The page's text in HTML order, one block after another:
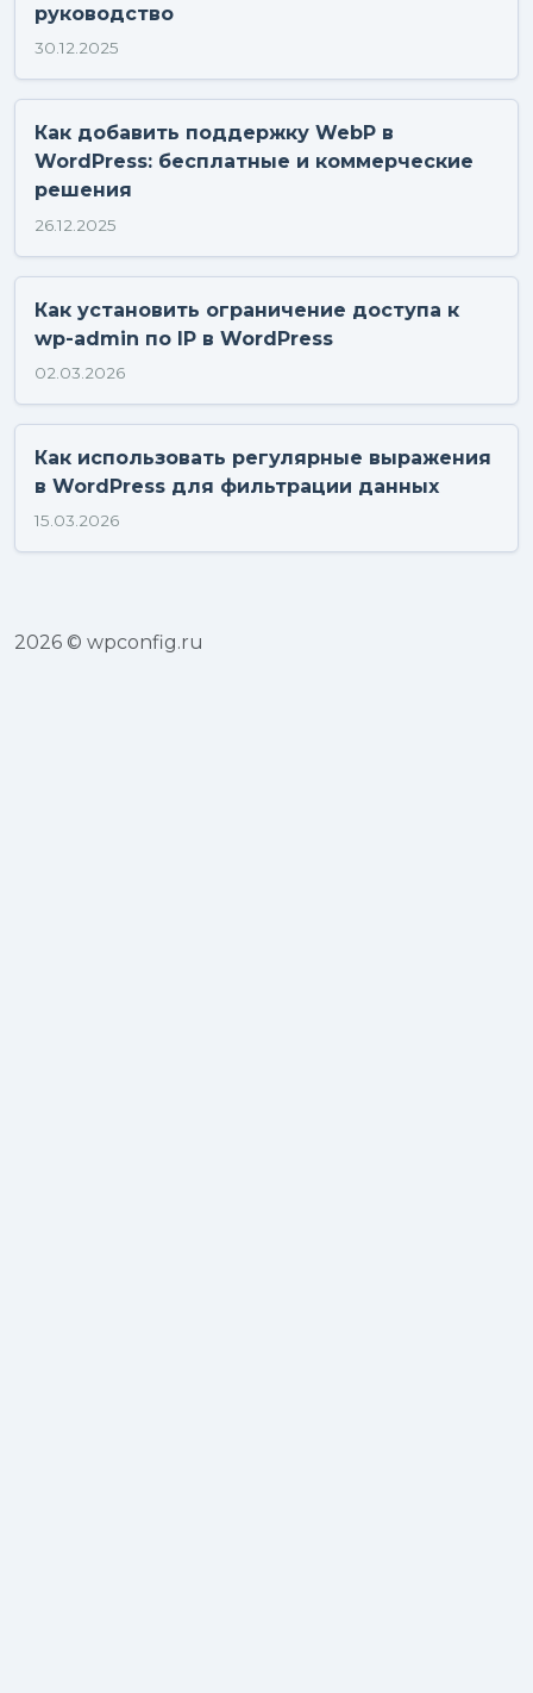
руководство
30.12.2025
Как добавить поддержку WebP в
WordPress: бесплатные и коммерческие
решения
26.12.2025
Как установить ограничение доступа к
wp-admin по IP в WordPress
02.03.2026
Как использовать регулярные выражения
в WordPress для фильтрации данных
15.03.2026
2026 © wpconfig.ru